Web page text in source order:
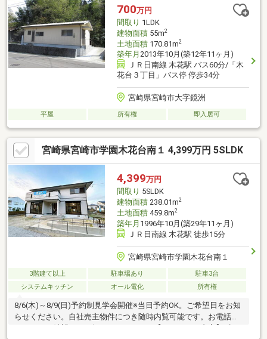
700万円
間取り 1LDK
建物面積55m2
土地面積170.81m2
築年月 2013年10月(築12年11ヶ月)
ＪＲ日南線 木花駅 バス60分/「木
花台３丁目」バス停 停歩34分
宮崎県宮崎市大字鏡洲
平屋 所有権 即入居可
宮崎県宮崎市学園木花台南１ 4,399万円 5SLDK
4,399万円
間取り 5SLDK
建物面積238.01m2
土地面積459.8m2
築年月 1996年10月(築29年11ヶ月)
ＪＲ日南線 木花駅 徒歩15分
宮崎県宮崎市学園木花台南１
3階建て以上 駐車場あり
駐車3台
システムキッチン
オール電化 所有権
8/6(木)～8/9(日)予約制見学会開催※当日予約OK。ご希望日をお知
らせください。自社売主物件につき随時内覧可能です。お電話か
メールでご希望日をお知らせください。【リフォーム内容】●標